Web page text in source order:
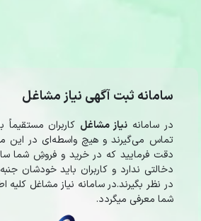
سامانه ثبت آگهی نیاز مشاغل
در سامانه نیاز مشاغل کاربران
تماس می‌گیرند و هیچ واسطه‌ای در این
دقت فرمایید که در خرید و فروشِ شما
دخالتی ندارد و کاربران باید خودشان
در نظر بگیرند.در سامانه نیاز مشاغل
شما معرفی میگردد.